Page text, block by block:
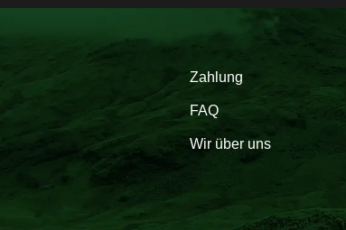
Zahlung
FAQ
Wir über uns